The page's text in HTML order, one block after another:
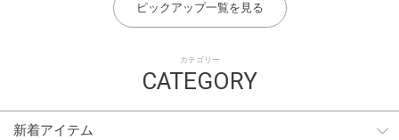
カテゴリー
CATEGORY
新着アイテム
ピックアップ一覧を見る